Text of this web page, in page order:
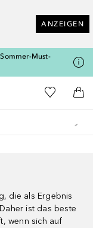
ANZEIGEN
Must-
Douglas Startseite
Zu Meiner
die als Ergebnis
ist das beste
wenn sich auf